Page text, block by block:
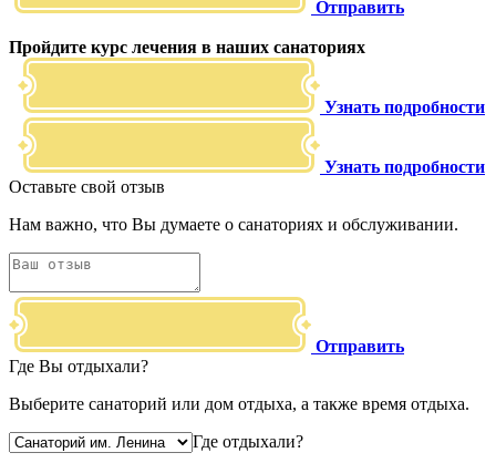
Отправить
Пройдите курс лечения в наших санаториях
Узнать подробности
Узнать подробности
Оставьте свой отзыв
Нам важно, что Вы думаете о санаториях и обслуживании.
Отправить
Где Вы отдыхали?
Выберите санаторий или дом отдыха, а также время отдыха.
Где отдыхали?